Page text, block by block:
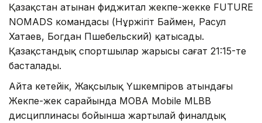
Қазақстан атынан фиджитал жекпе-жекке FUTURE
NOMADS командасы (Нұржігіт Баймен, Расул
Хатаев, Богдан Пшебельский) қатысады.
Қазақстандық спортшылар жарысы сағат 21:15-те
басталады.
Айта кетейік, Жақсылық Үшкемпіров атындағы
Жекпе-жек сарайында MOBA Mobile MLBB
дисциплинасы бойынша жартылай финалдық